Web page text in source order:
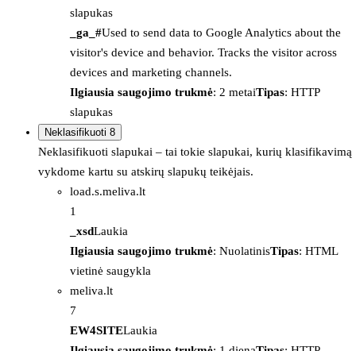
slapukas
_ga_#Used to send data to Google Analytics about the
visitor's device and behavior. Tracks the visitor across
devices and marketing channels.
Ilgiausia saugojimo trukmė: 2 metaiTipas: HTTP
slapukas
Neklasifikuoti 8
Neklasifikuoti slapukai – tai tokie slapukai, kurių klasifikavimą
vykdome kartu su atskirų slapukų teikėjais.
load.s.meliva.lt
1
_xsdLaukia
Ilgiausia saugojimo trukmė: NuolatinisTipas: HTML
vietinė saugykla
meliva.lt
7
EW4SITELaukia